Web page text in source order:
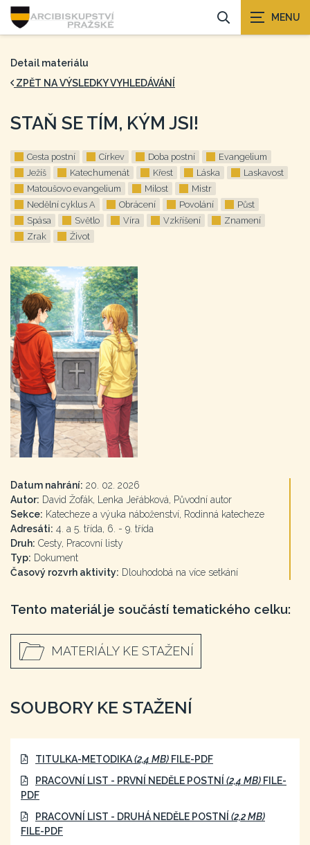
Detail materiálu
ZPĚT NA VÝSLEDKY VYHLEDÁVÁNÍ
STAŇ SE TÍM, KÝM JSI!
Cesta postní Církev Doba postní
Evangelium
Ježíš
Katechumenát Křest Láska
Laskavost
Matoušovo evangelium
Milost
Mistr
Nedělní cyklus A
Obrácení Povolání
Půst
Spása
Světlo Víra Vzkříšení
Znamení
Zrak
Život
Datum nahrání: 20. 02. 2026
Autor: David Žofák, Lenka Jeřábková, Původní autor
Sekce: Katecheze a výuka náboženství, Rodinná katecheze
Adresáti: 4. a 5. třída, 6. - 9. třída
Druh: Cesty, Pracovní listy
Typ: Dokument
Časový rozvrh aktivity: Dlouhodobá na více setkání
Tento materiál je součástí tematického celku:
MATERIÁLY KE STAŽENÍ
SOUBORY KE STAŽENÍ
TITULKA-METODIKA(2,4 MB) FILE-PDF
PRACOVNÍ LIST - PRVNÍ NEDĚLE POSTNÍ (2,4 MB) FILE-
PDF
PRACOVNÍ LIST - DRUHÁ NEDĚLE POSTNÍ (2,2 MB)
FILE-PDF